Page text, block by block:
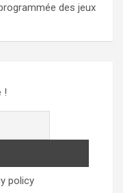
des jeux
!
policy